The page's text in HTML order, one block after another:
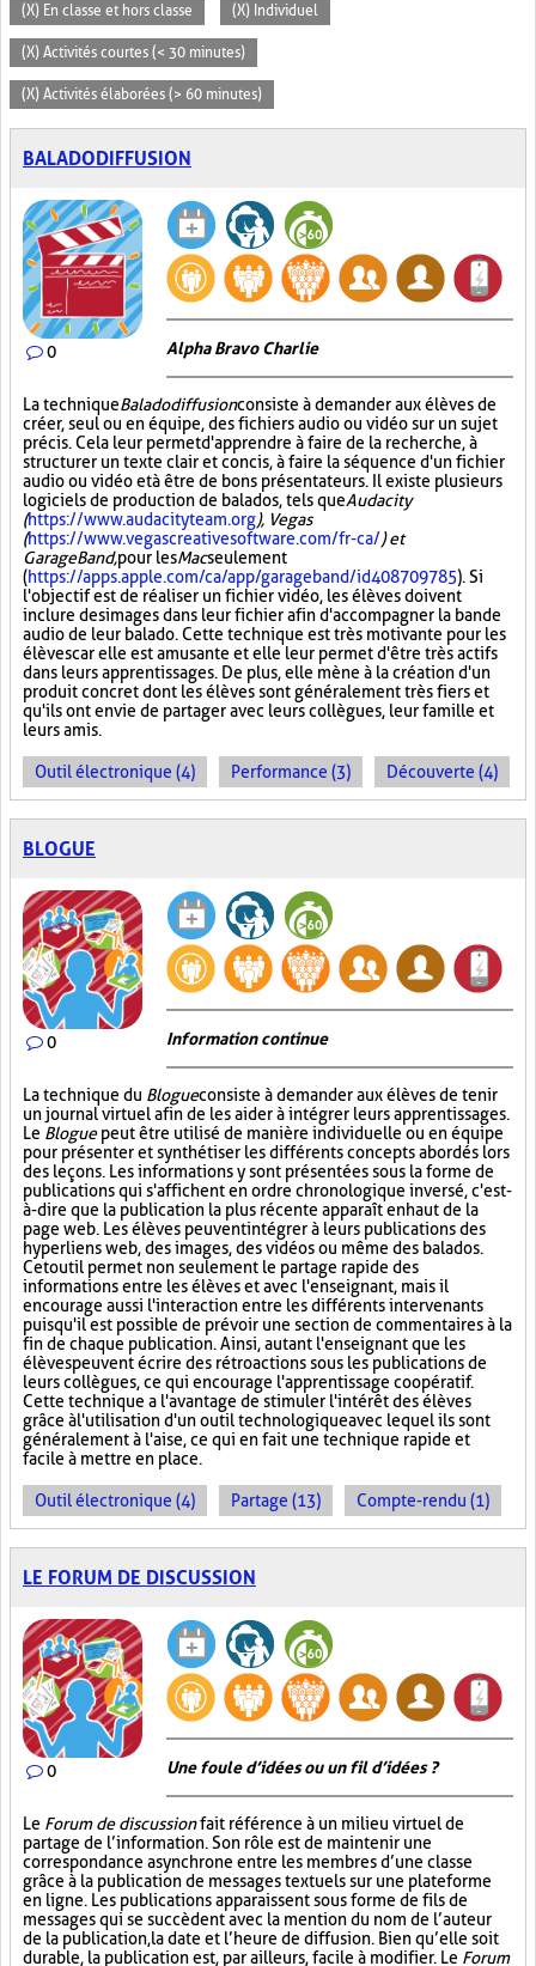
(X) En classe et hors classe (X) Individuel
(X) Activités courtes (< 30 minutes)
(X) Activités élaborées (> 60 minutes)
BALADODIFFUSION
0 Alpha Bravo Charlie
La techniqueBaladodiffusionconsiste à demander aux élèves de
créer, seul ou en équipe, des fichiers audio ou vidéo sur un sujet
précis. Cela leur permet d'apprendre à faire de la recherche, à
structurer un texte clair et concis, à faire la séquence d'un fichier
audio ou vidéo et à être de bons présentateurs. Il existe plusieurs
logiciels de production de balados, tels queAudacity
(https://www.audacityteam.org), Vegas
(https://www.vegascreativesoftware.com/fr-ca/) et
GarageBand,pour lesMacseulement
(https://apps.apple.com/ca/app/garageband/id408709785). Si
l'objectif est de réaliser un fichier vidéo, les élèves doivent
inclure des images dans leur fichier afin d'accompagner la bande
audio de leur balado. Cette technique est très motivante pour les
élèves car elle est amusante et elle leur permet d'être très actifs
dans leurs apprentissages. De plus, elle mène à la création d'un
produit concret dont les élèves sont généralement très fiers et
qu'ils ont envie de partager avec leurs collègues, leur famille et
leurs amis.
Outil électronique (4) Performance (3) Découverte (4)
BLOGUE
0 Information continue
La technique du Blogueconsiste à demander aux élèves de tenir
un journal virtuel afin de les aider à intégrer leurs apprentissages.
Le Bloguepeut être utilisé de manière individuelle ou en équipe
pour présenter et synthétiser les différents concepts abordés lors
des leçons. Les informations y sont présentées sous la forme de
publications qui s'affichent en ordre chronologique inversé, c'est-
à-dire que la publication la plus récente apparaît en haut de la
page web. Les élèves peuvent intégrer à leurs publications des
hyperliens web, des images, des vidéos ou même des balados.
Cet outil permet non seulement le partage rapide des
informations entre les élèves et avec l'enseignant, mais il
encourage aussi l'interaction entre les différents intervenants
puisqu'il est possible de prévoir une section de commentaires à la
fin de chaque publication. Ainsi, autant l'enseignant que les
élèves peuvent écrire des rétroactions sous les publications de
leurs collègues, ce qui encourage l'apprentissage coopératif.
Cette technique a l'avantage de stimuler l'intérêt des élèves
grâce à l'utilisation d'un outil technologique avec lequel ils sont
généralement à l'aise, ce qui en fait une technique rapide et
facile à mettre en place.
Outil électronique (4) Partage (13) Compte-rendu (1)
LE FORUM DE DISCUSSION
0 Une foule d’idées ou un fil d’idées ?
Le Forum de discussionfait référence à un milieu virtuel de
partage de l’information. Son rôle est de maintenir une
correspondance asynchrone entre les membres d’une classe
grâce à la publication de messages textuels sur une plateforme
en ligne. Les publications apparaissent sous forme de fils de
messages qui se succèdent avec la mention du nom de l’auteur
de la publication, la date et l’heure de diffusion. Bien qu’elle soit
durable, la publication est, par ailleurs, facile à modifier. Le Forum